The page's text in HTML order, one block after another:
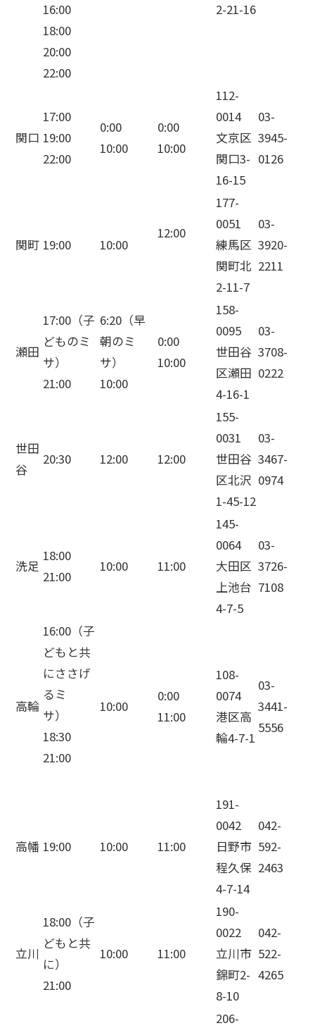
16:00
18:00
20:00
22:00
2-21-16
関口
17:00
19:00
22:00
0:00
10:00
0:00
10:00
112-
0014
文京区
関口3-
16-15
03-
3945-
0126
関町 19:00 10:00
12:00
177-
0051
練馬区
関町北
2-11-7
03-
3920-
2211
瀬田
17:00（子
どものミ
サ）
21:00
6:20（早
朝のミ
サ）
10:00
0:00
10:00
158-
0095
世田谷
区瀬田
4-16-1
03-
3708-
0222
世田
谷
20:30 12:00 12:00
155-
0031
世田谷
区北沢
1-45-12
03-
3467-
0974
洗足
18:00
21:00
10:00 11:00
145-
0064
大田区
上池台
4-7-5
03-
3726-
7108
高輪
16:00（子
どもと共
にささげ
るミ
サ）
18:30
21:00
10:00
0:00
11:00
108-
0074
港区高
輪4-7-1
03-
3441-
5556
高幡 19:00 10:00 11:00
191-
0042
日野市
程久保
4-7-14
042-
592-
2463
立川
18:00（子
どもと共
に）
21:00
10:00 11:00
190-
0022
立川市
錦町2-
8-10
042-
522-
4265
206-